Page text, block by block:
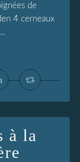
de
4 cerneaux
à la